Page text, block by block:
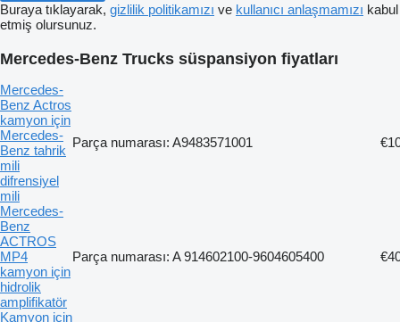
Buraya tıklayarak, gizlilik politikamızı ve kullanıcı anlaşmamızı kabul
etmiş olursunuz.
Mercedes-Benz Trucks süspansiyon fiyatları
Mercedes-
Benz Actros
kamyon için
Mercedes-
Benz tahrik
mili
difrensiyel
mili
Parça numarası: A9483571001
Mercedes-
Benz
ACTROS
MP4
kamyon için
hidrolik
amplifikatör
Parça numarası: A 914602100-9604605400
Kamyon için